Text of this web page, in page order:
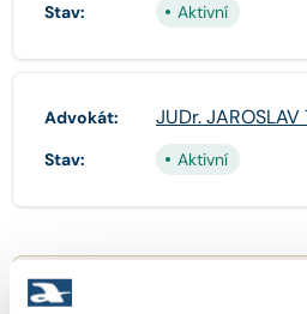
Stav: Aktivní
Advokát: JUDr. JAROSLAV
Stav: Aktivní
ZAMĚSTNANÍ ADVOKÁTI